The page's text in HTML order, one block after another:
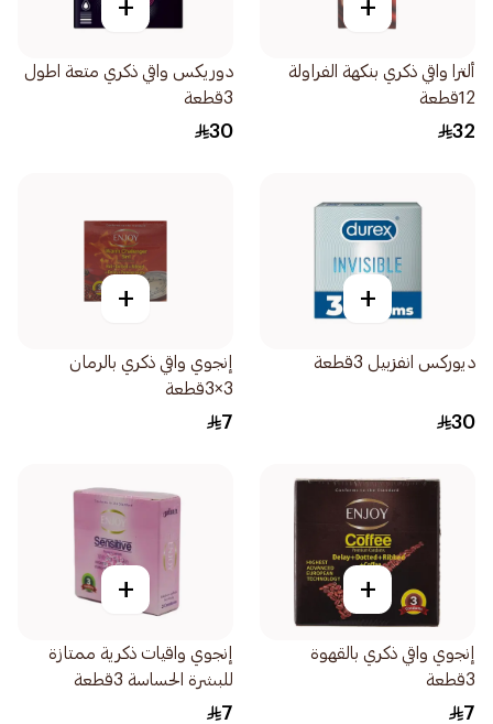
+
ألترا واقي ذكري بنكهة الفراولة
12قطعة
32
+
دوريكس واقي ذكري متعة اطول
3قطعة
30
+
ديوركس انفزبيل 3قطعة
30
+
إنجوي واقي ذكري بالرمان
3×3قطعة
7
+
إنجوي واقي ذكري بالقهوة
3قطعة
7
+
إنجوي واقيات ذكرية ممتازة
للبشرة الحساسة 3قطعة
7